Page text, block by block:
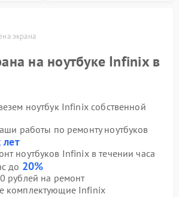
экрана
на ноутбуке Infinix в
ноутбук Infinix собственной
работы по ремонту ноутбуков
ноутбуков Infinix в течении часа
до 20%
рублей на ремонт
комплектующие Infinix